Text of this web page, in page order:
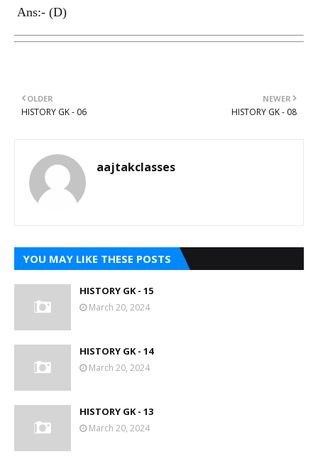
Ans:- (D)
NEWER
HISTORY GK - 08
OLDER
HISTORY GK - 06
aajtakclasses
YOU MAY LIKE THESE POSTS
HISTORY GK - 15
March 20, 2024
HISTORY GK - 14
March 20, 2024
HISTORY GK - 13
March 20, 2024